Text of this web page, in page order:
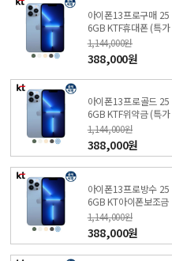
아이폰13프로구매 25
6GB KTF휴대폰 (특가
폰 신청) 온라인KT직영
점
1,144,000원
388,000원
아이폰13프로골드 25
6GB KTF위약금 (특가
폰 신청) 온라인KT직영
점
1,144,000원
388,000원
아이폰13프로방수 25
6GB KT아이폰보조금
(특가폰 신청) 온라인 K
T직영점
1,144,000원
388,000원